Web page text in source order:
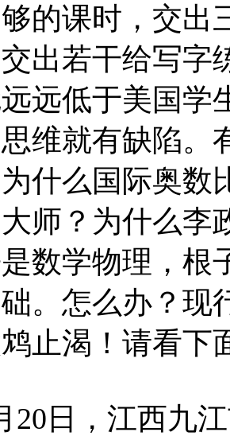
的课时，交出
出若干给写字
远低于美国学
维就有缺陷。
什么国际奥数
师？为什么李
是数学物理，
。怎么办？现
止渴！请看下
20日，江西九